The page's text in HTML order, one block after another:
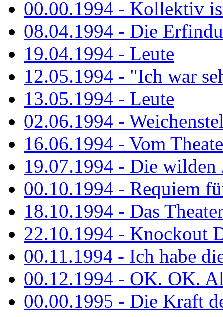
00.00.1994 - Kollektiv
08.04.1994 - Die
19.04.1994 - Leute
12.05.1994 - "Ich war
13.05.1994 - Leute
02.06.1994 -
16.06.1994 - Vom
19.07.1994 - Die wilden
00.10.1994 - Requiem
18.10.1994 - Das
22.10.1994 - Knockout
00.11.1994 - Ich habe
00.12.1994 - OK. OK.
00.00.1995 - Die Kraft